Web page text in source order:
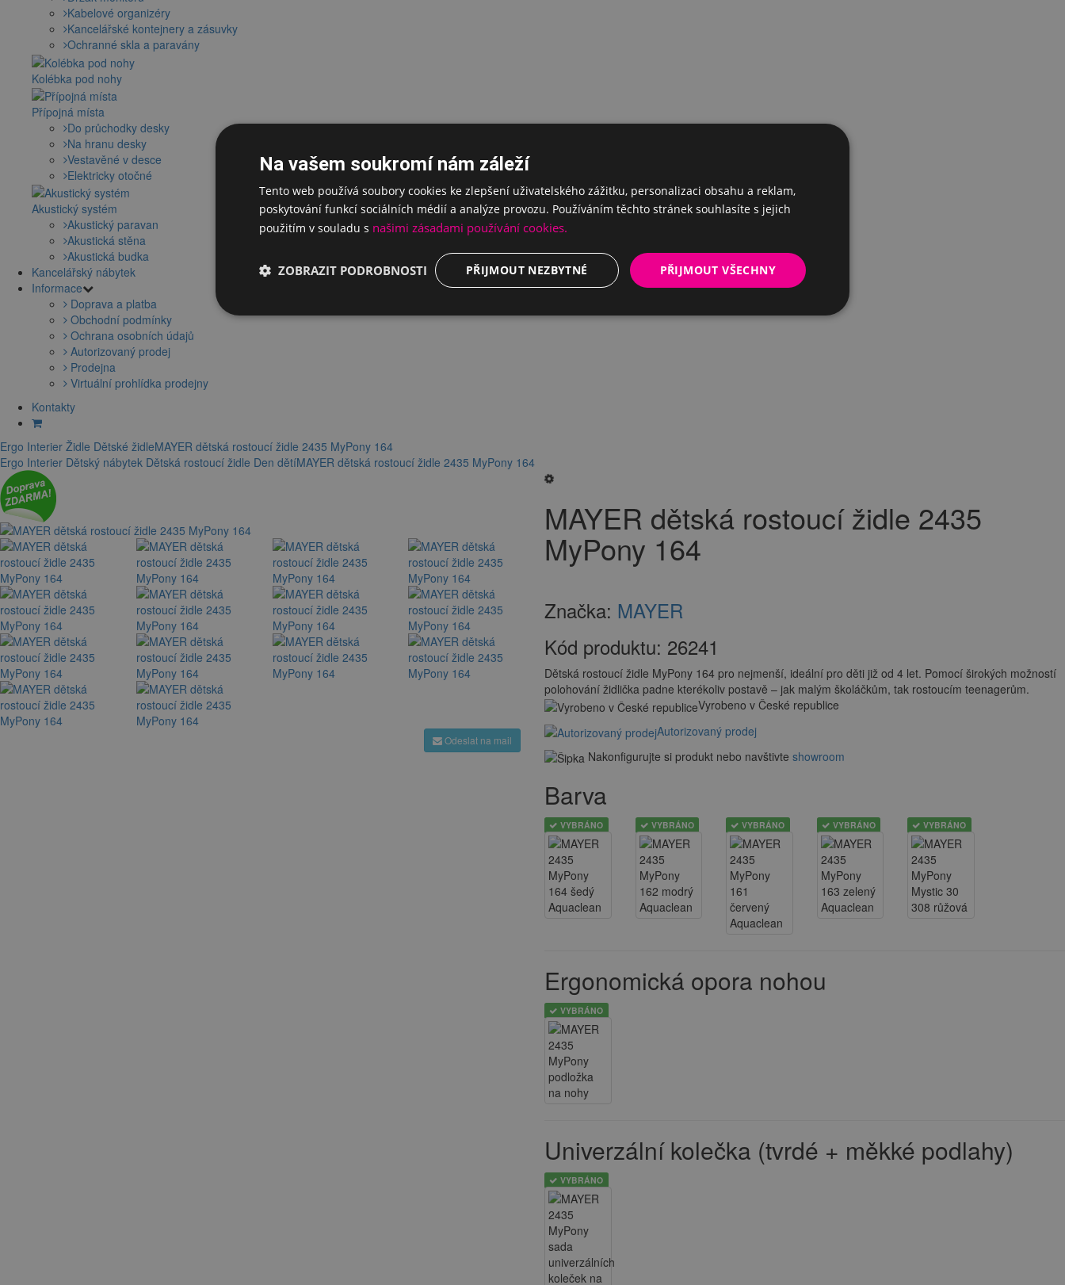
Kabelové organizéry
Kancelářské kontejnery a zásuvky
Ochranné skla a paravány
Kolébka pod nohy
Přípojná místa
Do průchodky desky
Na hranu desky
Vestavěné v desce
Elektricky otočné
Akustický systém
Akustický paravan
Akustická stěna
Akustická budka
Kancelářský nábytek
Informace
Doprava a platba
Obchodní podmínky
Ochrana osobních údajů
Autorizovaný prodej
Prodejna
Virtuální prohlídka prodejny
Kontakty
Ergo Interier Židle Dětské židleMAYER dětská rostoucí židle 2435 MyPony 164
Ergo Interier Dětský nábytek Dětská rostoucí židle Den dětíMAYER dětská rostoucí židle 2435 MyPony 164
Odeslat na mail
MAYER dětská rostoucí židle 2435
MyPony 164
Značka: MAYER
Kód produktu: 26241
Dětská rostoucí židle MyPony 164 pro nejmenší, ideální pro děti již od 4 let. Pomocí širokých možností
polohování židlička padne kterékoliv postavě – jak malým školáčkům, tak rostoucím teenagerům.
Vyrobeno v České republice
Autorizovaný prodej
Nakonfigurujte si produkt nebo navštivte showroom
Barva
VYBRÁNO VYBRÁNO VYBRÁNO VYBRÁNO VYBRÁNO
Ergonomická opora nohou
VYBRÁNO
Univerzální kolečka (tvrdé + měkké podlahy)
VYBRÁNO
Na vašem soukromí nám záleží
Tento web používá soubory cookies ke zlepšení uživatelského zážitku, personalizaci obsahu a reklam,
poskytování funkcí sociálních médií a analýze provozu. Používáním těchto stránek souhlasíte s jejich
použitím v souladu s našimi zásadami používání cookies.
PŘIJMOUT VŠECHNY
PŘIJMOUT NEZBYTNÉ
ZOBRAZIT PODROBNOSTI